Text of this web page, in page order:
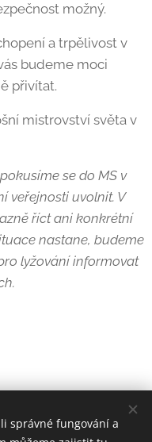
možný.
a trpělivost v
budeme moci
přivítat.
mistrovství světa v
se do MS v
veřejnosti uvolnit. V
říct ani konkrétní
nastane, budeme
lyžování informovat
2024
správné fungování a